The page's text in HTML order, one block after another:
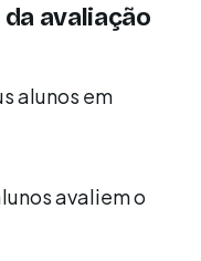
avaliação
alunos em
avaliem o